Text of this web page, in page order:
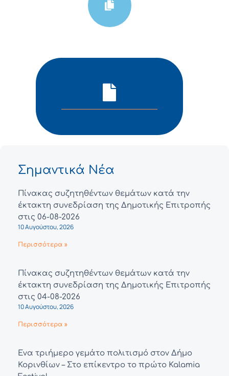
Σημαντικά Νέα
Πίνακας συζητηθέντων θεμάτων κατά την
έκτακτη συνεδρίαση της Δημοτικής Επιτροπής
στις 06-08-2026
10 Αυγούστου, 2026
Περισσότερα »
Πίνακας συζητηθέντων θεμάτων κατά την
έκτακτη συνεδρίαση της Δημοτικής Επιτροπής
στις 04-08-2026
10 Αυγούστου, 2026
Περισσότερα »
Ένα τριήμερο γεμάτο πολιτισμό στον Δήμο
Κορινθίων – Στο επίκεντρο το πρώτο Kalamia